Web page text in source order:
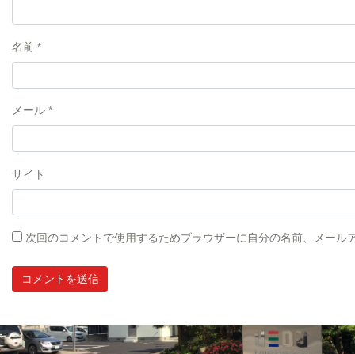
名前 *
メール *
サイト
次回のコメントで使用するためブラウザーに自分の名前、メール